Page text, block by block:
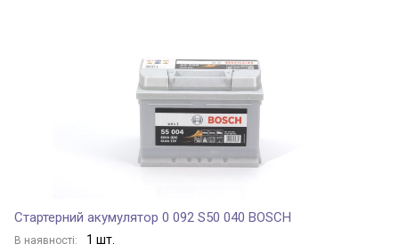
Стартерний акумулятор 0 092 S50 040 BOSCH
В наявності: 1 шт.